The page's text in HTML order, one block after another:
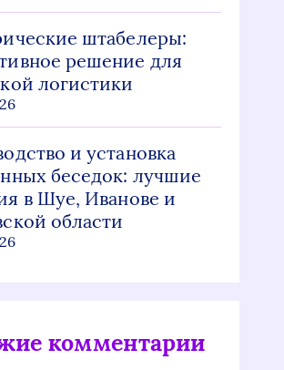
штабелеры:
решение для
логистики
и установка
беседок: лучшие
в Шуе, Иванове и
области
комментарии